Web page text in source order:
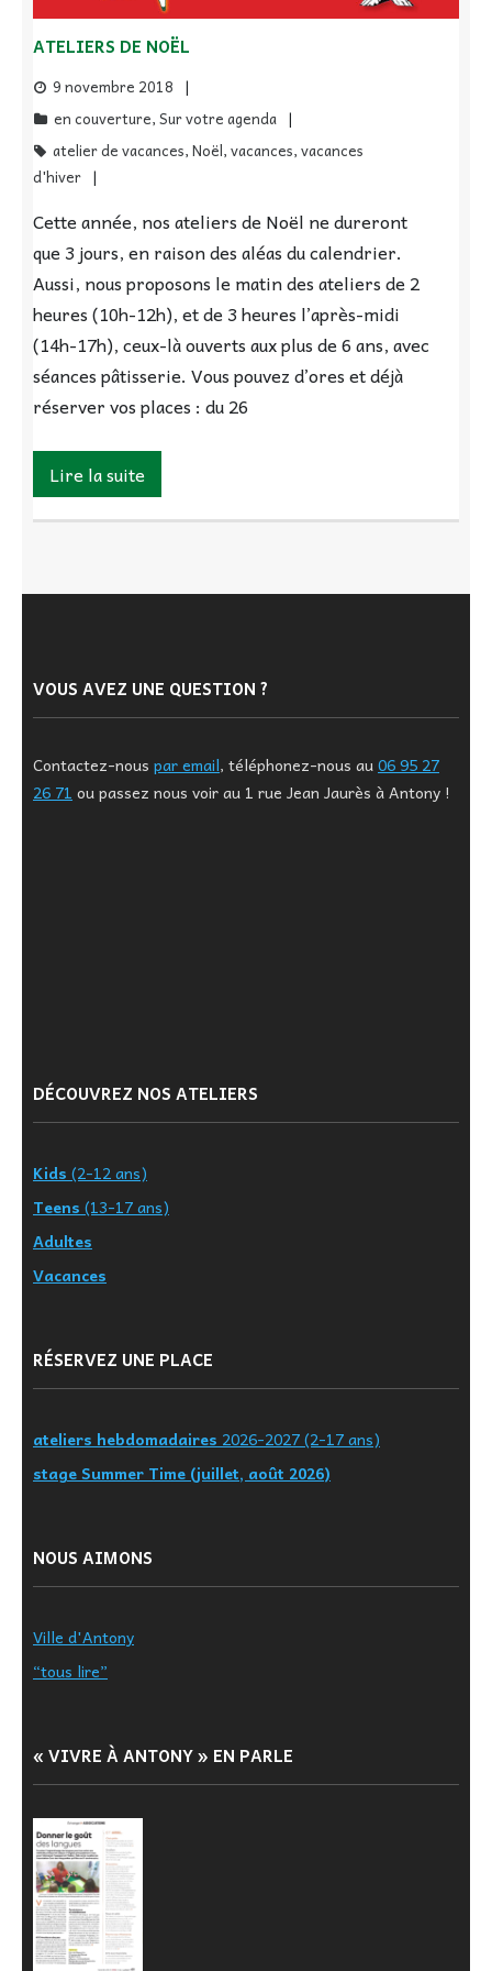
ATELIERS DE NOËL
9 novembre 2018
en couverture,Sur votre agenda
atelier de vacances,Noël,vacances,vacances
d'hiver
Cette année, nos ateliers de Noël ne dureront
que 3 jours, en raison des aléas du calendrier.
Aussi, nous proposons le matin des ateliers de 2
heures (10h-12h), et de 3 heures l’après-midi
(14h-17h), ceux-là ouverts aux plus de 6 ans, avec
séances pâtisserie. Vous pouvez d’ores et déjà
réserver vos places : du 26
Lire la suite
VOUS AVEZ UNE QUESTION ?
Contactez-nous par email, téléphonez-nous au06 95 27
26 71 ou passez nous voir au 1 rue Jean Jaurès à Antony !
DÉCOUVREZ NOS ATELIERS
Kids (2-12 ans)
Teens (13-17 ans)
Adultes
Vacances
RÉSERVEZ UNE PLACE
ateliers hebdomadaires 2026-2027 (2-17 ans)
stage Summer Time (juillet, août 2026)
NOUS AIMONS
Ville d'Antony
“tous lire”
« VIVRE À ANTONY » EN PARLE